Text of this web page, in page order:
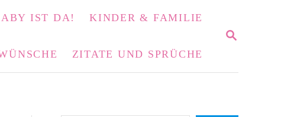
S
IST DA! KINDER & FAMILIE
ZITATE UND SPRÜCHE